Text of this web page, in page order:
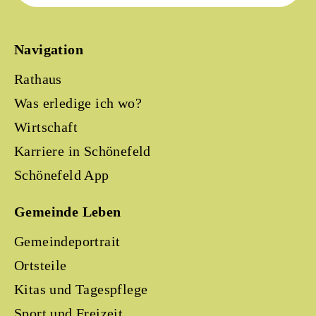
Navigation
Rathaus
Was erledige ich wo?
Wirtschaft
Karriere in Schönefeld
Schönefeld App
Gemeinde Leben
Gemeindeportrait
Ortsteile
Kitas und Tagespflege